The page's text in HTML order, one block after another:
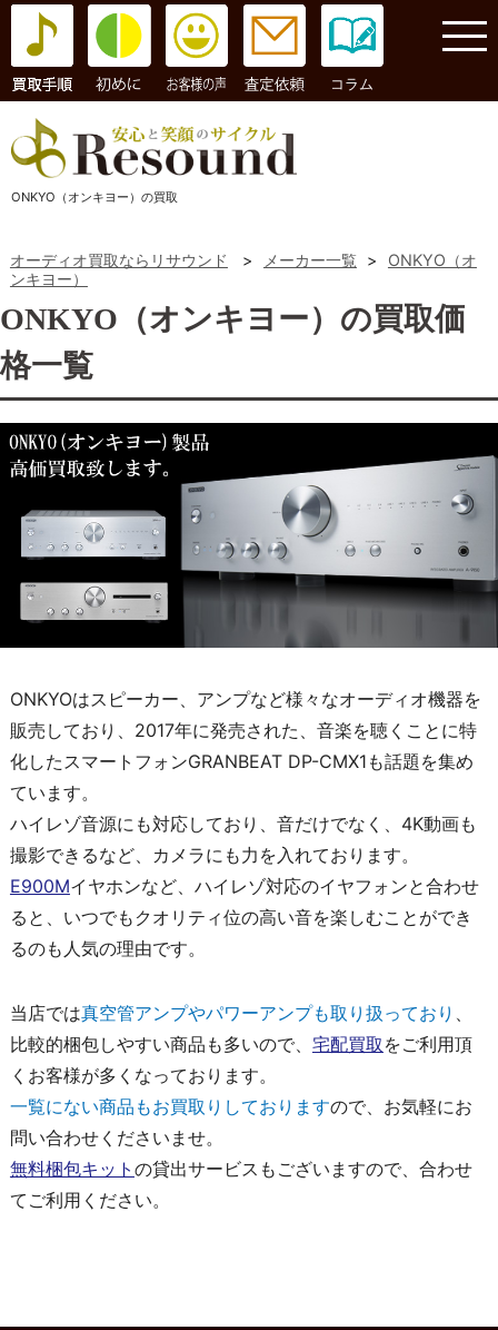
コラム
ONKYO（オンキヨー）の買取
オーディオ買取ならリサウンド > メーカー一覧 >
ONKYO（オ
ンキヨー）
ONKYO（オンキヨー）の買取価
格一覧
ONKYOはスピーカー、アンプなど様々なオーディオ機器を
販売しており、2017年に発売された、音楽を聴くことに特
化したスマートフォンGRANBEAT DP-CMX1も話題を集め
ています。
ハイレゾ音源にも対応しており、音だけでなく、4K動画も
撮影できるなど、カメラにも力を入れております。
E900Mイヤホンなど、ハイレゾ対応のイヤフォンと合わせ
ると、いつでもクオリティ位の高い音を楽しむことができ
るのも人気の理由です。
当店では真空管アンプやパワーアンプも取り扱っており
比較的梱包しやすい商品も多いので、 宅配買取 をご利用頂
くお客様が多くなっております。
一覧にない商品もお買取りしておりますので、お気軽にお
問い合わせくださいませ。
無料梱包キット の貸出サービスもございますので、合わせ
てご利用ください。